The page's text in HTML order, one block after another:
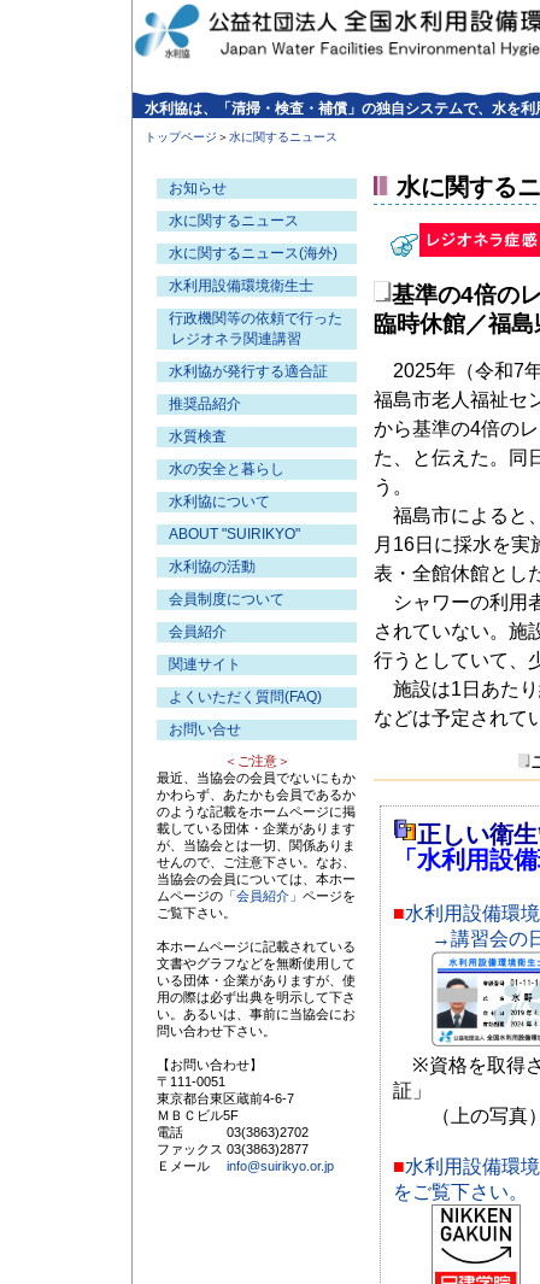
水利協は、「清掃・検査・補償」の独自システムで、水を
トップページ ＞水に関するニュース
お知らせ
水に関するニュース
水に関するニュース(海外)
水利用設備環境衛生士
行政機関等の依頼で行った
レジオネラ関連講習
水利協が発行する適合証
推奨品紹介
水質検査
水の安全と暮らし
水利協について
ABOUT "SUIRIKYO"
水利協の活動
会員制度について
会員紹介
関連サイト
よくいただく質問(FAQ)
お問い合せ
＜ご注意＞
最近、当協会の会員でないにもか
かわらず、あたかも会員であるか
のような記載をホームページに掲
載している団体・企業があります
が、当協会とは一切、関係ありま
せんので、ご注意下さい。なお、
当協会の会員については、本ホー
ムページの 「会員紹介」 ページを
ご覧下さい。
本ホームページに記載されている
文書やグラフなどを無断使用して
いる団体・企業がありますが、使
用の際は必ず出典を明示して下さ
い。あるいは、事前に当協会にお
問い合わせ下さい。
【お問い合わせ】
〒111-0051
東京都台東区蔵前4-6-7
ＭＢＣビル5F
電話 03(3863)2702
ファックス 03(3863)2877
Ｅメール info@suirikyo.or.jp
水に関する
基準の4倍の
臨時休館／福島
2025年（令和7
福島市老人福祉セ
から基準の4倍の
た、と伝えた。同
う。
福島市によると
月16日に採水を実
表・全館休館とし
シャワーの利用
されていない。施
行うとしていて、
施設は1日あたり
などは予定されて
正しい衛
「水利用設
■水利用設備環
→講習会の
※資格を取得さ
証」
（上の写真）
■水利用設備環
をご覧下さい。